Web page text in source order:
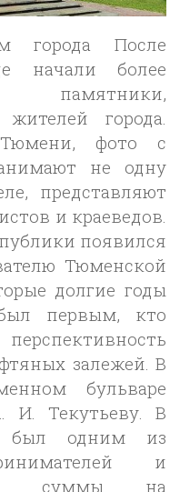
города После
начали более
памятники,
города.
фото с
не одну
представляют
и краеведов.
появился
Тюменской
долгие годы
первым, кто
залежей. В
бульваре
И. Текутьеву. В
был одним из
и
суммы на